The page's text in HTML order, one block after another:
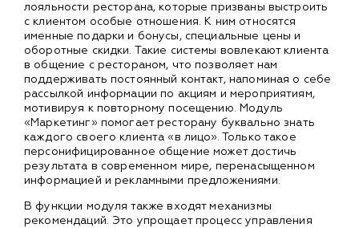
лояльности ресторана, которые призваны выстроить
с клиентом особые отношения. К ним относятся
именные подарки и бонусы, специальные цены и
оборотные скидки. Такие системы вовлекают клиента
в общение с рестораном, что позволяет нам
поддерживать постоянный контакт, напоминая о себе
рассылкой информации по акциям и мероприятиям,
мотивируя к повторному посещению. Модуль
«Маркетинг» помогает ресторану буквально знать
каждого своего клиента «в лицо». Только такое
персонифицированное общение может достичь
результата в современном мире, перенасыщенном
информацией и рекламными предложениями.
В функции модуля также входят механизмы
рекомендаций. Это упрощает процесс управления